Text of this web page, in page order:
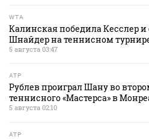
WTA
Калинская победила Кесслер и
Шнайдер на теннисном
5 августа 03:47
ATP
Рублев проиграл Шану во
теннисного «Мастерса» в
5 августа 02:10
ATP